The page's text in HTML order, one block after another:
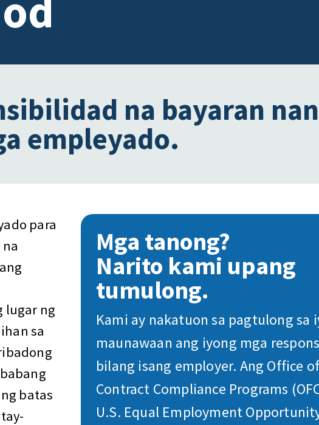
na bayaran
empleyado.
para
lugar ng
sa
batas
Mga tanong?
Narito kami upang
tumulong.
Kami ay nakatuon sa pagtulong sa
maunawaan ang iyong mga
bilang isang employer. Ang Office
Contract Compliance Programs
U.S. Equal Employment